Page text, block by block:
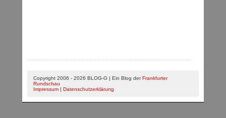
Copyright 2006 - 2026 BLOG-G | Ein Blog derFrankfurter
Rundschau
Impressum | Datenschutzerklärung